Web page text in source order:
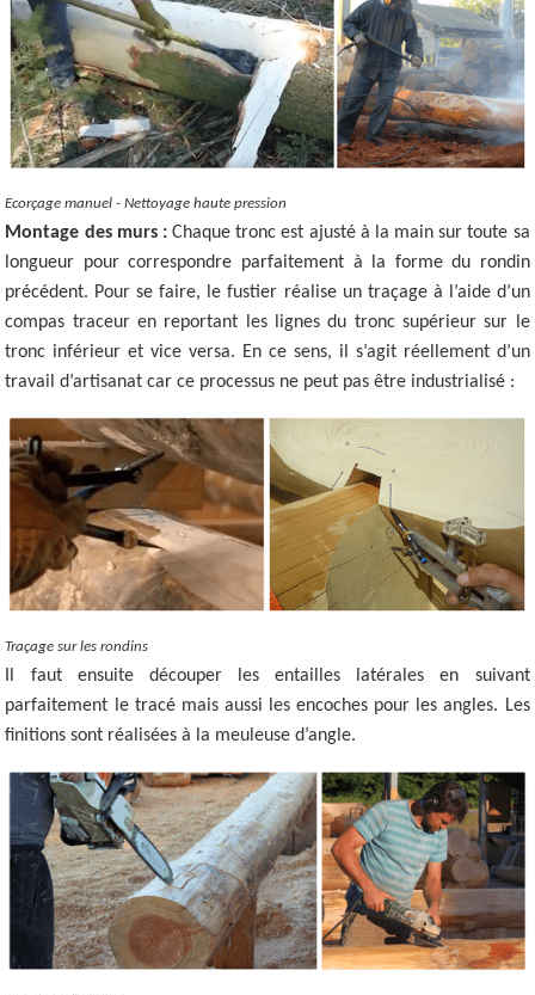
Ecorçage manuel - Nettoyage haute pression
Montage des murs :Chaque tronc est ajusté à la main sur toute sa
longueur pour correspondre parfaitement à la forme du rondin
précédent. Pour se faire, le fustier réalise un traçage à l’aide d’un
compas traceur en reportant les lignes du tronc supérieur sur le
tronc inférieur et vice versa. En ce sens, il s’agit réellement d’un
travail d’artisanat car ce processus ne peut pas être industrialisé :
Traçage sur les rondins
Il faut ensuite découper les entailles latérales en suivant
parfaitement le tracé mais aussi les encoches pour les angles. Les
finitions sont réalisées à la meuleuse d’angle.